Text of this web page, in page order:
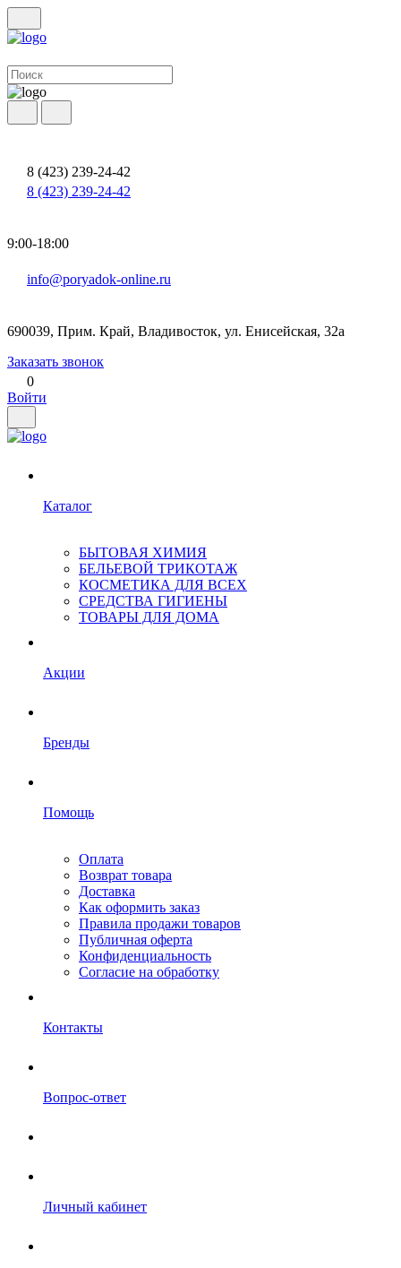
8 (423) 239-24-42
8 (423) 239-24-42
9:00-18:00
info@poryadok-online.ru
690039, Прим. Край, Владивосток, ул. Енисейская, 32а
Заказать звонок
0
Войти
Каталог
БЫТОВАЯ ХИМИЯ
БЕЛЬЕВОЙ ТРИКОТАЖ
КОСМЕТИКА ДЛЯ ВСЕХ
СРЕДСТВА ГИГИЕНЫ
ТОВАРЫ ДЛЯ ДОМА
Акции
Бренды
Помощь
Оплата
Возврат товара
Доставка
Как оформить заказ
Правила продажи товаров
Публичная оферта
Конфиденциальность
Согласие на обработку
Контакты
Вопрос-ответ
Личный кабинет